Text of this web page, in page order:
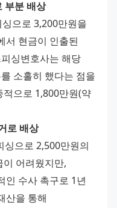
부분 배상
으로 3,200만원을
서 현금이 인출된
싱변호사는 해당
소홀히 했다는 점을
으로 1,800만원(약
로 배상
싱으로 2,500만원의
어려웠지만,
인 수사 촉구로 1년
산을 통해